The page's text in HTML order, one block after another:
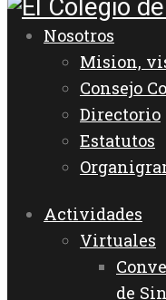
Nosotros
Mision,
Consejo
Directorio
Estatutos
Actividades
Virtuales
de